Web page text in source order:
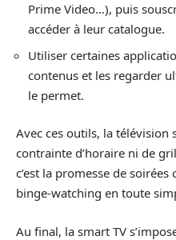
Prime Video…), puis
accéder à leur catalogue.
Utiliser certaines
contenus et les regarder
le permet.
Avec ces outils, la télévision
contrainte d’horaire ni de
c’est la promesse de
binge-watching en toute
Au final, la smart TV